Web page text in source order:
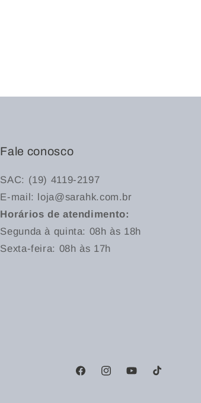
Fale conosco
SAC: (19) 4119-2197
E-mail: loja@sarahk.com.br
Horários de atendimento:
Segunda à quinta: 08h às 18h
Sexta-feira: 08h às 17h
FacebookInstagramYouTubeTikTok